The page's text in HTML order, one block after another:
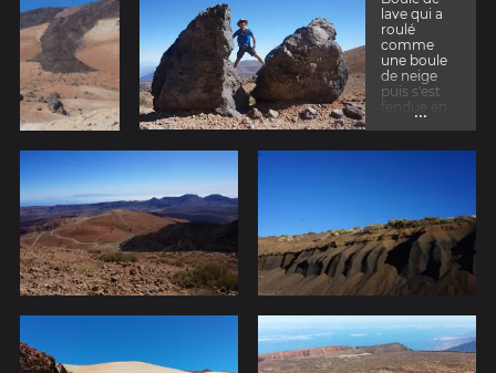
lave qui a
roulé
comme
une boule
de neige
puis s'est
fendue en
refroidissan
...